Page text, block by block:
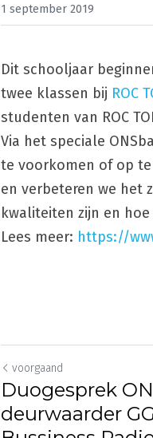
1 september 2019
Dit schooljaar
twee klassen bij ROC
studenten van ROC
Via het speciale
te voorkomen of op
en verbeteren we het
kwaliteiten zijn en
Lees meer: https://
voorgaand
Duogesprek
deurwaarder